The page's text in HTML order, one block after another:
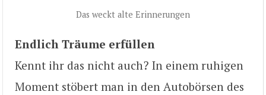
Das weckt alte Erinnerungen
Endlich Träume erfüllen
Kennt ihr das nicht auch? In einem ruhigen
Moment stöbert man in den Autobörsen des